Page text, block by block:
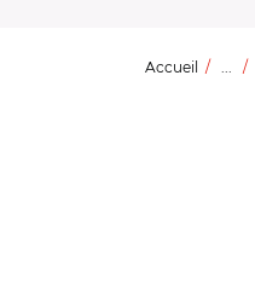
Accueil ...